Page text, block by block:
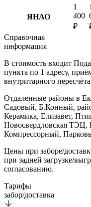
ЯНАО
1
400
₽
1
Справочная
информация
В стоимость входит
пункта по 1 адресу,
внутритарного
Отдаленные районы в
Садовый, Б.Конный,
Керамика, Елизавет,
Новосвердловская
Компрессорный,
Цены при заборе/
при задней загрузке/
согласованию.
Тарифы
забор/доставка